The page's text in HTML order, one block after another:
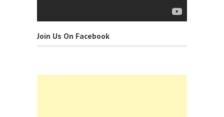
Join Us On Facebook